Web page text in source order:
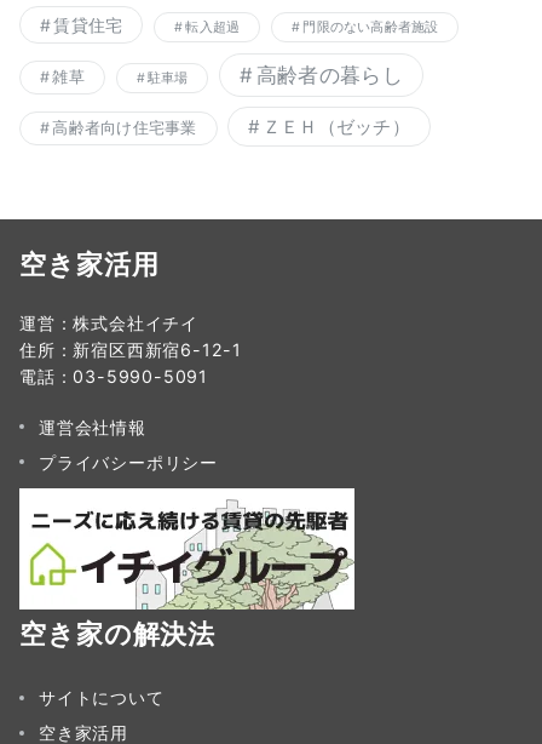
賃貸住宅 転入超過 門限のない高齢者施設
雑草 駐車場 高齢者の暮らし
高齢者向け住宅事業 ＺＥＨ（ゼッチ）
空き家活用
運営：株式会社イチイ
住所：新宿区西新宿6-12-1
電話：03-5990-5091
運営会社情報
プライバシーポリシー
空き家の解決法
サイトについて
空き家活用